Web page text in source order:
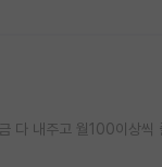
다 내주고 월100이상씩